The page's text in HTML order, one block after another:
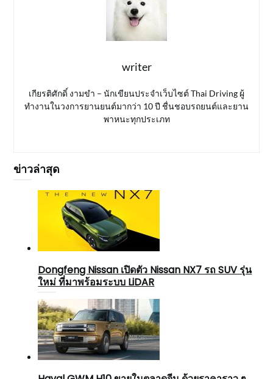
writer
เกียรติศักดิ์ งามขำ – นักเขียนประจำเว็บไซต์ Thai Driving ผู้
ทำงานในวงการยานยนต์มากว่า 10 ปี ชื่นชอบรถยนต์และยาน
พาหนะทุกประเภท
ข่าวล่าสุด
Dongfeng Nissan เปิดตัว Nissan NX7 รถ SUV รุ่น
ใหม่ ที่มาพร้อมระบบ LiDAR